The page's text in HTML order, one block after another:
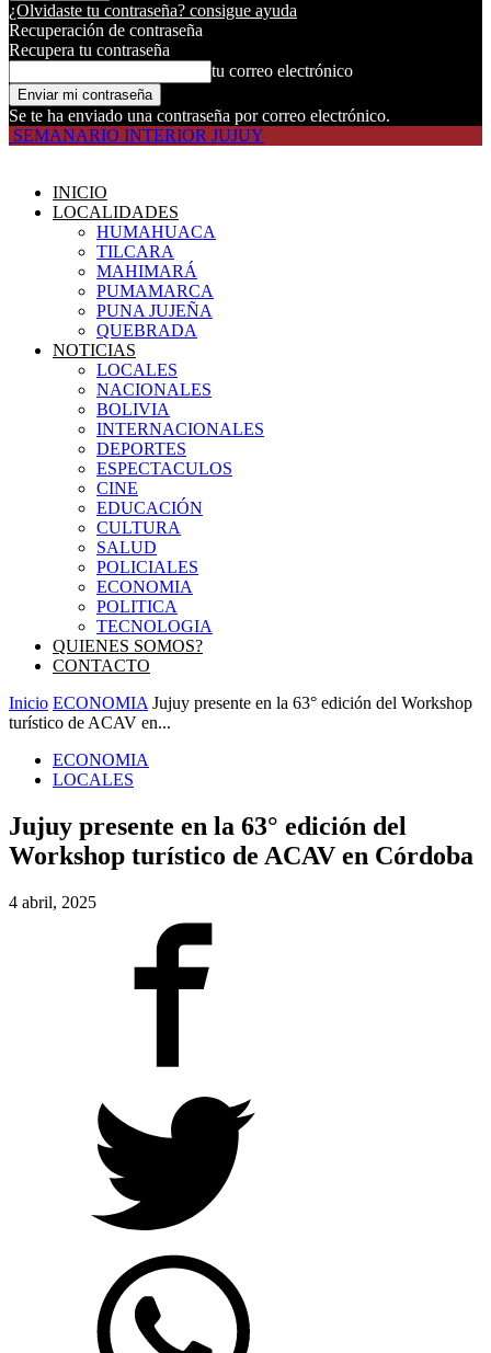
¿Olvidaste tu contraseña? consigue ayuda
Recuperación de contraseña
Recupera tu contraseña
tu correo electrónico
Se te ha enviado una contraseña por correo electrónico.
SEMANARIO INTERIOR JUJUY
INICIO
LOCALIDADES
HUMAHUACA
TILCARA
MAHIMARÁ
PUMAMARCA
PUNA JUJEÑA
QUEBRADA
NOTICIAS
LOCALES
NACIONALES
BOLIVIA
INTERNACIONALES
DEPORTES
ESPECTACULOS
CINE
EDUCACIÓN
CULTURA
SALUD
POLICIALES
ECONOMIA
POLITICA
TECNOLOGIA
QUIENES SOMOS?
CONTACTO
Inicio ECONOMIA Jujuy presente en la 63° edición del Workshop
turístico de ACAV en...
ECONOMIA
LOCALES
Jujuy presente en la 63° edición del
Workshop turístico de ACAV en Córdoba
4 abril, 2025